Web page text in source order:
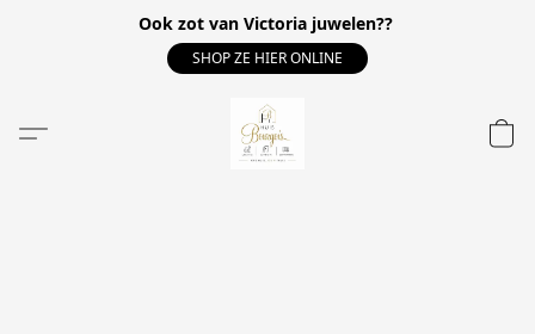
Ook zot van Victoria juwelen??
SHOP ZE HIER ONLINE